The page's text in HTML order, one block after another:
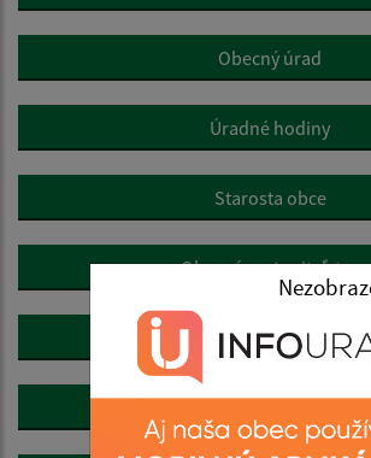
Obecný úrad
Úradné hodiny
Starosta obce
Obecné zastupiteľstvo
Hlavný kontrolór
Oznamovanie